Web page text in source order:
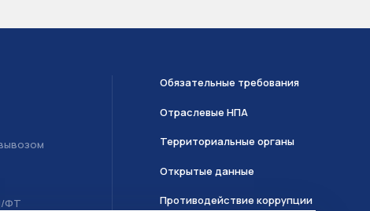
ФТ
Обязательные требования
Отраслевые НПА
Территориальные органы
Открытые данные
Противодействие коррупции